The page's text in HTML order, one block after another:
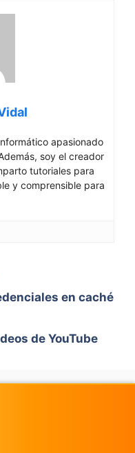
apasionado
soy el creador
tutoriales para
y comprensible para
en caché
de YouTube